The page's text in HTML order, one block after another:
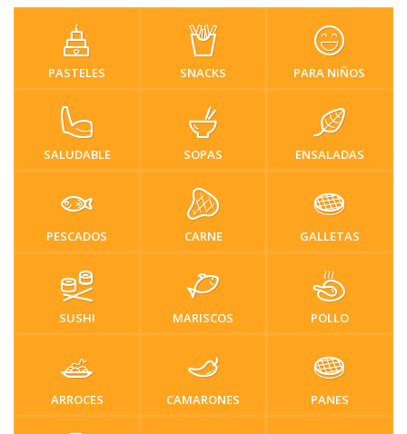
PASTELES SNACKS PARA NIÑOS
SALUDABLE SOPAS ENSALADAS
PESCADOS CARNE GALLETAS
SUSHI MARISCOS POLLO
ARROCES CAMARONES PANES